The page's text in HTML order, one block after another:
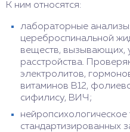
К ним относятся:
лабораторные
цереброспинальной
веществ, вызывающих,
расстройства.
электролитов,
витаминов В12,
сифилису, ВИЧ;
нейропсихологическое
стандартизированных